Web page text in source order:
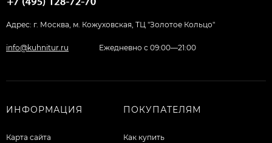
Адрес: г. Москва, м. Кожуховская, ТЦ "Золотое Кольцо"
info@kuhnitur.ru Ежедневно с 09:00—21:00
ИНФОРМАЦИЯ
Карта сайта
ПОКУПАТЕЛЯМ
Как купить